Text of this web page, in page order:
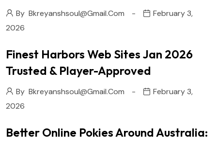
By Bkreyanshsoul@gmail.com
February 3,
2026
Finest Harbors Web Sites Jan 2026
Trusted & Player-Approved
By Bkreyanshsoul@gmail.com
February 3,
2026
Better Online Pokies Around Australia: